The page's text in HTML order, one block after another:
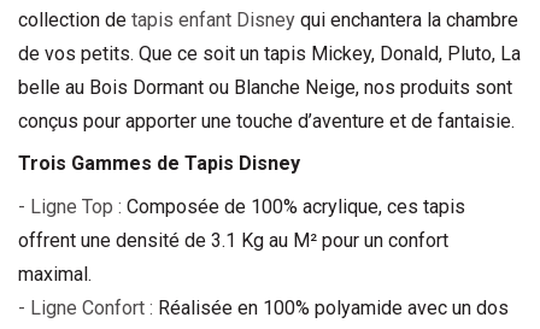
collection de tapis enfant Disney qui enchantera la chambre
de vos petits. Que ce soit un tapis Mickey, Donald, Pluto, La
belle au Bois Dormant ou Blanche Neige, nos produits sont
conçus pour apporter une touche d’aventure et de fantaisie.
Trois Gammes de Tapis Disney
- Ligne Top : Composée de 100% acrylique, ces tapis
offrent une densité de 3.1 Kg au M² pour un confort
maximal.
- Ligne Confort : Réalisée en 100% polyamide avec un dos